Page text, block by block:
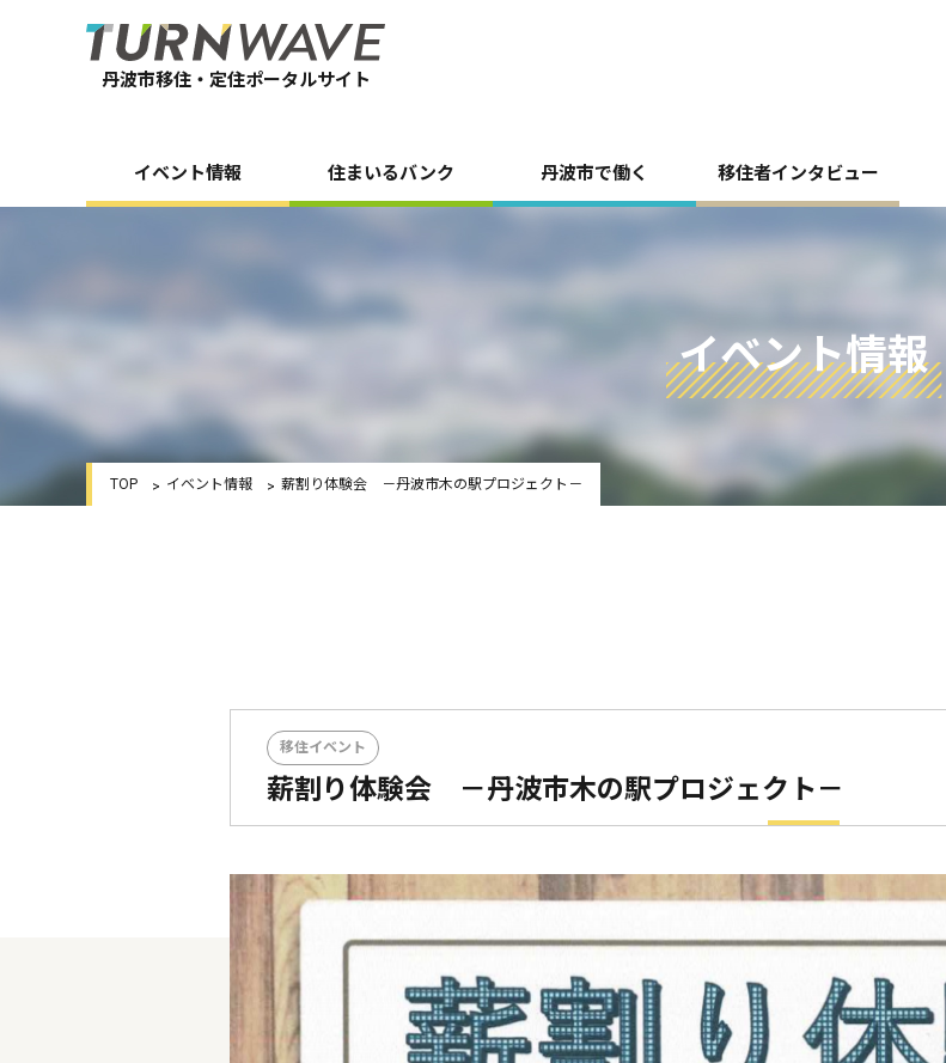
丹波市移住・定住ポータルサイト
イベント情報 住まいるバンク 丹波市で働く 移住者インタビュー
イベント情報
TOP イベント情報 薪割り体験会 －丹波市木の駅プロジェクト－
移住イベント
薪割り体験会 －丹波市木の駅プロジェクト－